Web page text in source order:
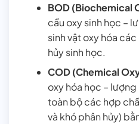
BOD (Biochemical
cầu oxy sinh học –
sinh vật oxy hóa
hủy sinh học.
COD (Chemical
oxy hóa học –
toàn bộ các hợp
và khó phân hủy)